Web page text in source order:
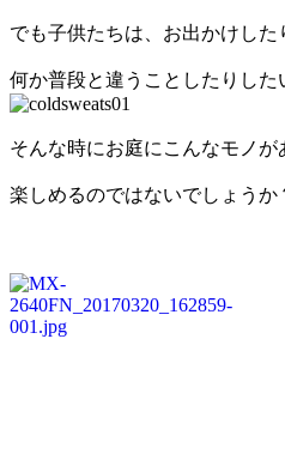
でも子供たちは、お出かけした
何か普段と違うことしたりした
そんな時にお庭にこんなモノ
楽しめるのではないでしょうか